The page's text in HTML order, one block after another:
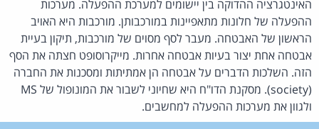
האינטגרציה ההדוקה בין יישומים למערכת ההפעלה. מערכות
ההפעלה של חלונות מתאפיינות במורכבותן. מורכבות היא האויב
הראשון של האבטחה. מעבר לסף מסוים של מורכבות, תיקון בעיית
אבטחה אחת יצור בעיות אבטחה אחרות. מייקרוסופט חצתה את הסף
הזה. השלכות הדברים על אבטחה הן אמתיתות ומסכנות את החברה
(society). מסקנת הדו"ח היא שחיוני לשבור את המונופול של MS
ולגוון את מערכות ההפעלה למחשבים.